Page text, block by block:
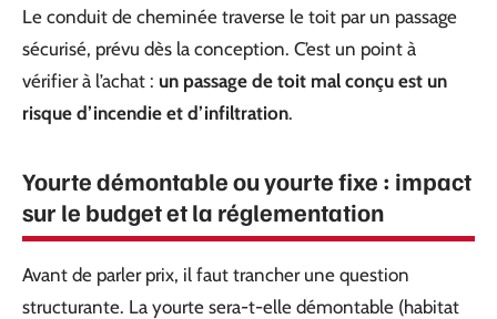
Le conduit de cheminée traverse le toit par un passage
sécurisé, prévu dès la conception. C’est un point à
vérifier à l’achat : un passage de toit mal conçu est un
risque d’incendie et d’infiltration.
Yourte démontable ou yourte fixe : impact
sur le budget et la réglementation
Avant de parler prix, il faut trancher une question
structurante. La yourte sera-t-elle démontable (habitat